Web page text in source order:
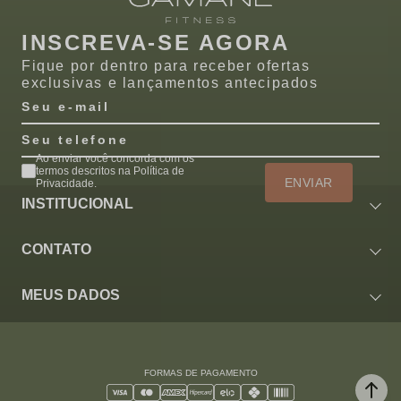
INSCREVA-SE AGORA
Fique por dentro para receber ofertas
exclusivas e lançamentos antecipados
Seu telefone
Seu e-mail
ENVIAR
Ao enviar você concorda com os
termos descritos na Política de
Privacidade.
INSTITUCIONAL
CONTATO
MEUS DADOS
FORMAS DE PAGAMENTO